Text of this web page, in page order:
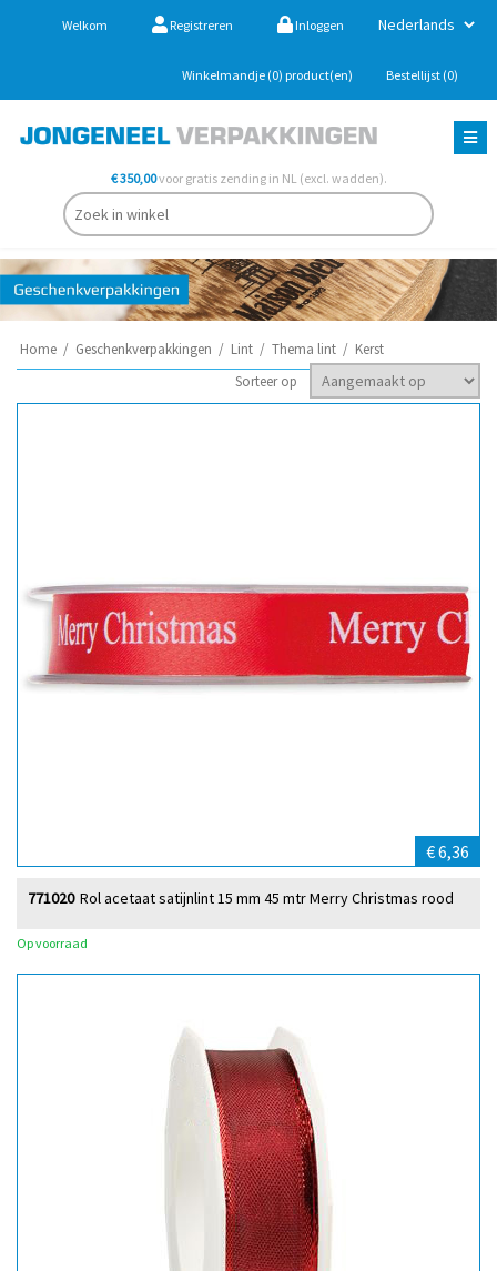
Welkom Registreren Inloggen
Winkelmandje (0) product(en) Bestellijst (0)
€ 350,00voor gratis zending in NL (excl. wadden).
Home / Geschenkverpakkingen / Lint / Thema lint / Kerst
Sorteer op
€ 6,36
Rol acetaat satijnlint 15 mm 45 mtr Merry Christmas rood
771020
Op voorraad